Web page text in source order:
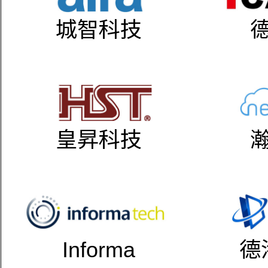
城智科技
皇昇科技
Informa 德